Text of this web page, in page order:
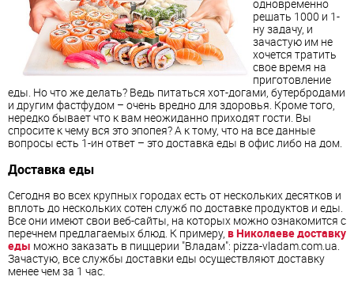
одновременно
решать 1000 и 1-
ну задачу, и
зачастую им не
хочется тратить
свое время на
приготовление
еды. Но что же делать? Ведь питаться хот-догами, бутербродами
и другим фастфудом – очень вредно для здоровья. Кроме того,
нередко бывает что к вам неожиданно приходят гости. Вы
спросите к чему вся это эпопея? А к тому, что на все данные
вопросы есть 1-ин ответ – это доставка еды в офис либо на дом.
Доставка еды
Сегодня во всех крупных городах есть от нескольких десятков и
вплоть до нескольких сотен служб по доставке продуктов и еды.
Все они имеют свои веб-сайты, на которых можно ознакомится с
перечнем предлагаемых блюд. К примеру, в Николаеве доставку
еды можно заказать в пиццерии "Владам": pizza-vladam.com.ua.
Зачастую, все службы доставки еды осуществляют доставку
менее чем за 1 час.